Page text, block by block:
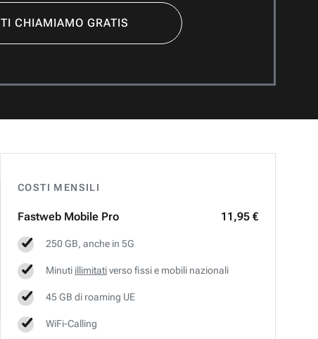
TI CHIAMIAMO GRATIS
COSTI MENSILI
Fastweb Mobile Pro 11,95 €
250 GB, anche in 5G
Minuti illimitativerso fissi e mobili nazionali
45 GB di roaming UE
WiFi-Calling